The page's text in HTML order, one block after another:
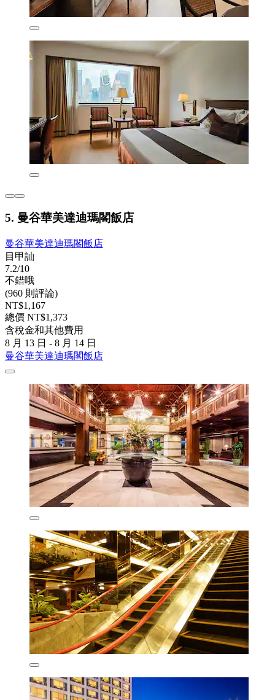
5. 曼谷華美達迪瑪閣飯店
曼谷華美達迪瑪閣飯店
目甲訕
7.2/10
不錯哦
(960 則評論)
NT$1,167
總價 NT$1,373
含稅金和其他費用
8 月 13 日 - 8 月 14 日
曼谷華美達迪瑪閣飯店